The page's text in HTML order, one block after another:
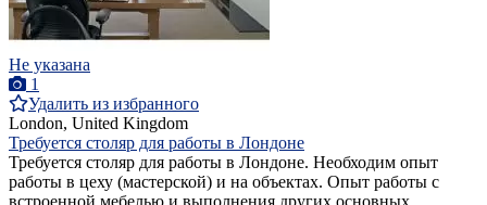
Не указана
1
Удалить из избранного
London, United Kingdom
Требуется столяр для работы в Лондоне
Требуется столяр для работы в Лондоне. Необходим опыт
работы в цеху (мастерской) и на объектах. Опыт работы с